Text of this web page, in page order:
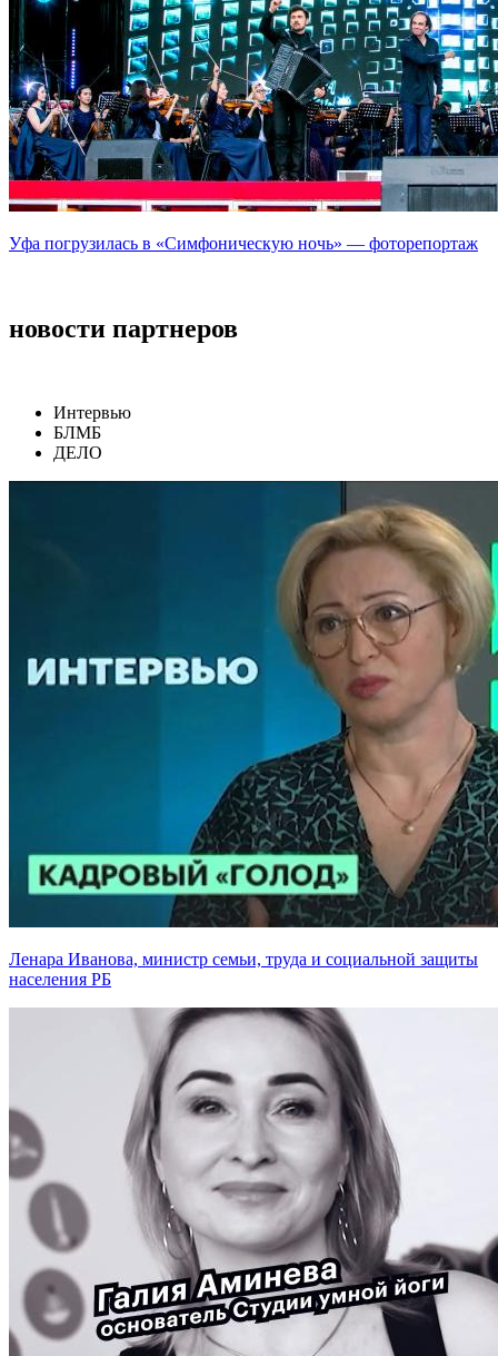
Уфа погрузилась в «Симфоническую ночь» — фоторепортаж
новости партнеров
Интервью
БЛМБ
ДЕЛО
Ленара Иванова, министр семьи, труда и социальной защиты
населения РБ